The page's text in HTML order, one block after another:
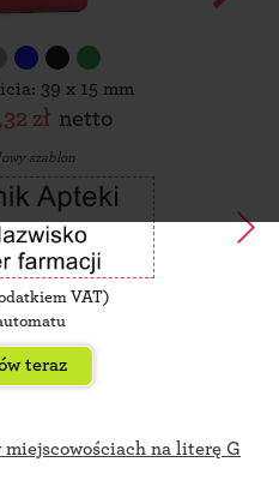
39 x 15 mm
zł netto
szablon
VAT)
teraz
na literę G